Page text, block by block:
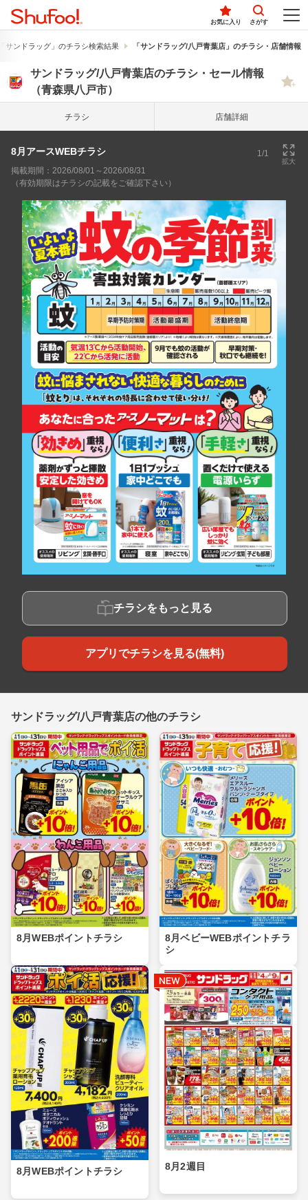
お気に入り さがす
サンドラッグ」のチラシ検索結果 「サンドラッグ/八戸青葉店」のチラシ・店舗情報
サンドラッグ/八戸青葉店のチラシ・セール情報
（青森県八戸市）
チラシ 店舗詳細
8月アースWEBチラシ 1/1
拡大
掲載期間：2026/08/01～2026/08/31
（有効期限はチラシの記載をご確認下さい）
チラシをもっと見る
アプリでチラシを見る(無料)
サンドラッグ/八戸青葉店の他のチラシ
8月WEBポイントチラシ
8月ベビーWEBポイントチラ
シ
8月WEBポイントチラシ 8月2週目